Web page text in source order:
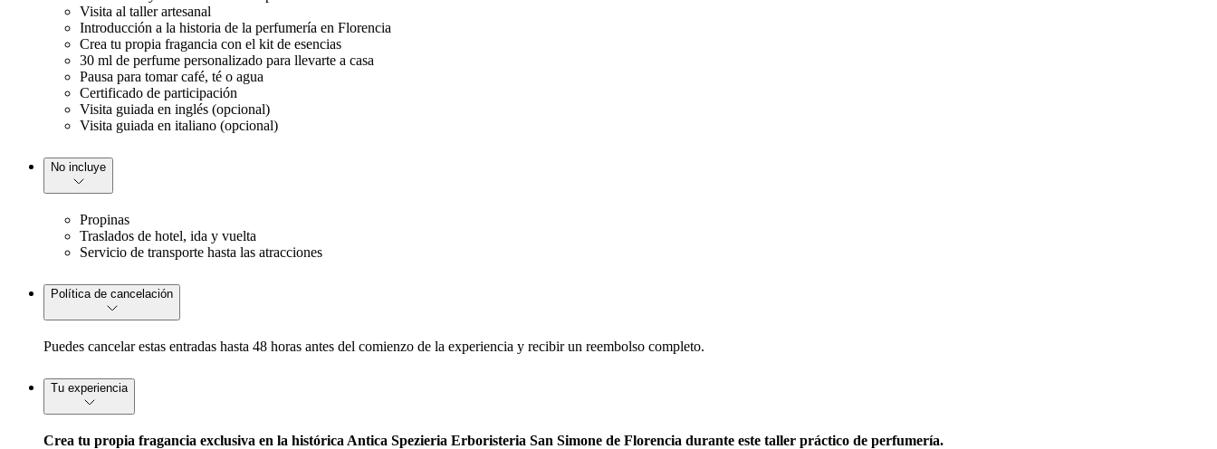
Visita al taller artesanal
Introducción a la historia de la perfumería en Florencia
Crea tu propia fragancia con el kit de esencias
30 ml de perfume personalizado para llevarte a casa
Pausa para tomar café, té o agua
Certificado de participación
Visita guiada en inglés (opcional)
Visita guiada en italiano (opcional)
No incluye
Propinas
Traslados de hotel, ida y vuelta
Servicio de transporte hasta las atracciones
Política de cancelación
Puedes cancelar estas entradas hasta 48 horas antes del comienzo de la experiencia y recibir un reembolso completo.
Tu experiencia
Crea tu propia fragancia exclusiva en la histórica Antica Spezieria Erboristeria San Simone de Florencia durante este taller práctico de perfumería.